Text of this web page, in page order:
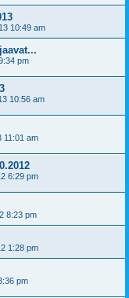
10:49 am
pm
10:56 am
11:01 am
6:29 pm
8:23 pm
1:28 pm
pm